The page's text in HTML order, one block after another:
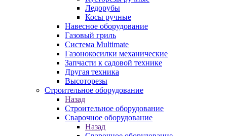
Ледорубы
Косы ручные
Навесное оборудование
Газовый гриль
Система Multimate
Газонокосилки механические
Запчасти к садовой технике
Другая техника
Высоторезы
Строительное оборудование
Назад
Строительное оборудование
Сварочное оборудование
Назад